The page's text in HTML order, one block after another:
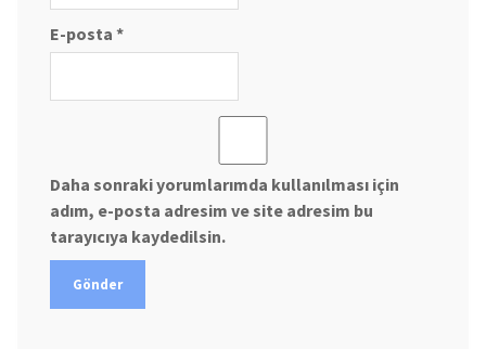
E-posta *
Daha sonraki yorumlarımda kullanılması için
adım, e-posta adresim ve site adresim bu
tarayıcıya kaydedilsin.